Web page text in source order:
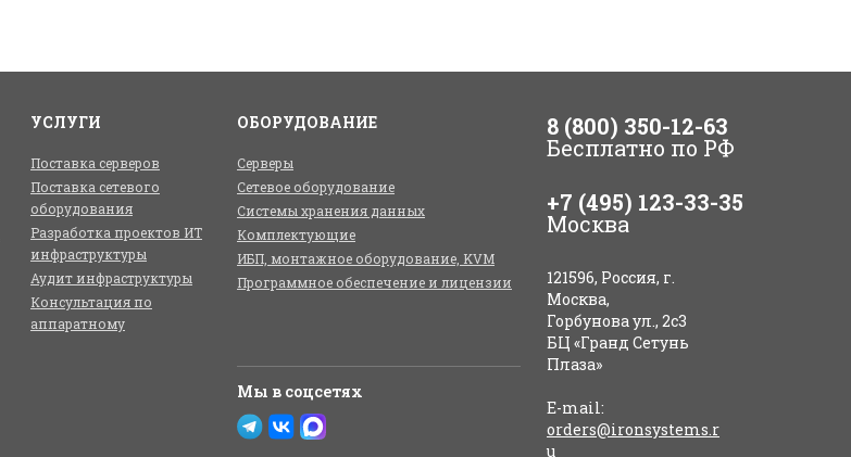
УСЛУГИ
Поставка серверов
Поставка сетевого
оборудования
Разработка проектов ИТ
инфраструктуры
Аудит инфраструктуры
Консультация по
аппаратному
ОБОРУДОВАНИЕ
Серверы
Сетевое оборудование
Системы хранения данных
Комплектующие
ИБП, монтажное оборудование, KVM
Программное обеспечение и лицензии
Мы в соцсетях
8 (800) 350-12-63
Бесплатно по РФ
+7 (495) 123-33-35
Москва
121596, Россия, г.
Москва,
Горбунова ул., 2с3
БЦ «Гранд Сетунь
Плаза»
E-mail:
orders@ironsystems.r
u